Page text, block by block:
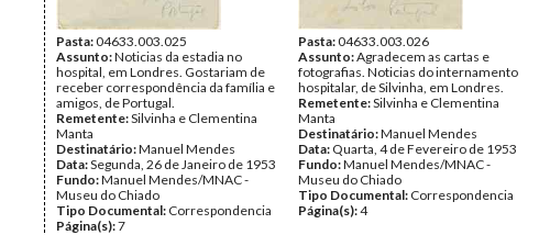
Pasta:04633.003.025
Assunto:Noticias da estadia no
hospital, em Londres. Gostariam de
receber correspondência da família e
amigos, de Portugal.
Remetente:Silvinha e Clementina
Manta
Destinatário:Manuel Mendes
Data:Segunda, 26 de Janeiro de 1953
Fundo:Manuel Mendes/MNAC -
Museu do Chiado
Tipo Documental: Correspondencia
Página(s):7
Pasta:04633.003.026
Assunto:Agradecem as cartas e
fotografias. Noticias do internamento
hospitalar, de Silvinha, em Londres.
Remetente:Silvinha e Clementina
Manta
Destinatário:Manuel Mendes
Data: Quarta, 4 de Fevereiro de 1953
Fundo:Manuel Mendes/MNAC -
Museu do Chiado
Tipo Documental: Correspondencia
Página(s):4